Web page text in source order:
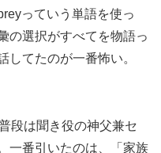
っていう単語を使っ
の選択がすべてを物語っ
してたのが一番怖い。
段は聞き役の神父兼セ
一番引いたのは、「家族